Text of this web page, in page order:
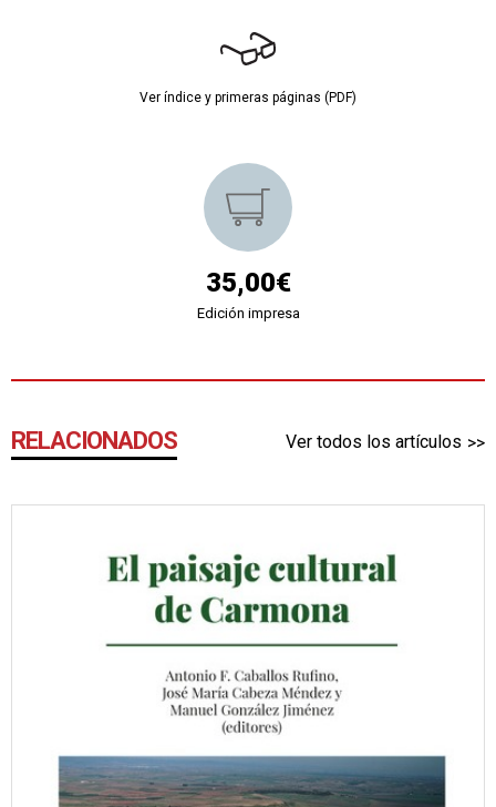
Ver índice y primeras páginas (PDF)
35,00€
Edición impresa
RELACIONADOS Ver todos los artículos